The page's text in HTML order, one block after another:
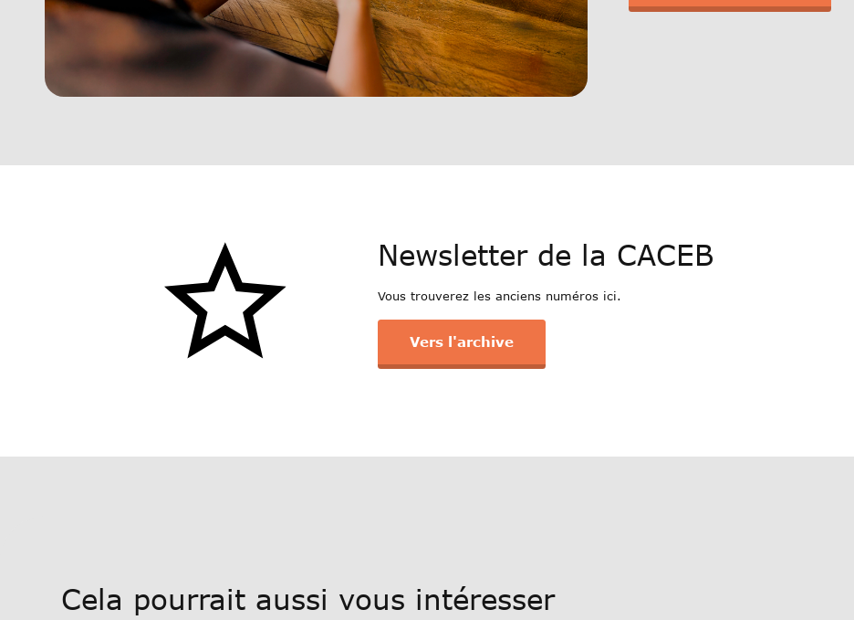
Newsletter de la CACEB
Vous trouverez les anciens numéros ici.
Vers l'archive
Cela pourrait aussi vous intéresser